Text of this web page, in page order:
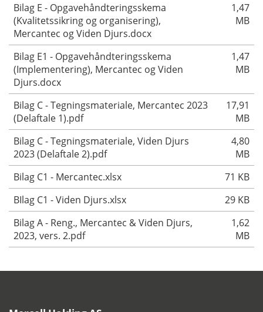
Bilag E - Opgavehåndteringsskema
(Kvalitetssikring og organisering),
Mercantec og Viden Djurs.docx
1,47
MB
Bilag E1 - Opgavehåndteringsskema
(Implementering), Mercantec og Viden
Djurs.docx
1,47
MB
Bilag C - Tegningsmateriale, Mercantec 2023
(Delaftale 1).pdf
17,91
MB
Bilag C - Tegningsmateriale, Viden Djurs
2023 (Delaftale 2).pdf
4,80
MB
Bilag C1 - Mercantec.xlsx
71 KB
BIlag C1 - Viden Djurs.xlsx
29 KB
Bilag A - Reng., Mercantec & Viden Djurs,
2023, vers. 2.pdf
1,62
MB